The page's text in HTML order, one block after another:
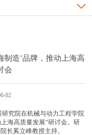
制造’品牌，推动上海高
会
02
究院在机械与动力工程学院
海高质量发展”研讨会。研
长奚立峰教授主持。